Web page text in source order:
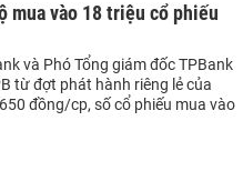
mua vào 18 triệu cổ phiếu
và Phó Tổng giám đốc TPBank
từ đợt phát hành riêng lẻ của
đồng/cp, số cổ phiếu mua vào